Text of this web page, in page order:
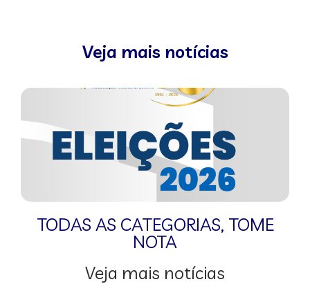
Veja mais notícias
TODAS AS CATEGORIAS, TOME
NOTA
Veja mais notícias